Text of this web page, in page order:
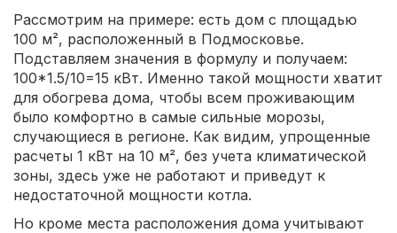
Рассмотрим на примере: есть дом с площадью
100 м², расположенный в Подмосковье.
Подставляем значения в формулу и получаем:
100*1.5/10=15 кВт. Именно такой мощности хватит
для обогрева дома, чтобы всем проживающим
было комфортно в самые сильные морозы,
случающиеся в регионе. Как видим, упрощенные
расчеты 1 кВт на 10 м², без учета климатической
зоны, здесь уже не работают и приведут к
недостаточной мощности котла.
Но кроме места расположения дома учитывают